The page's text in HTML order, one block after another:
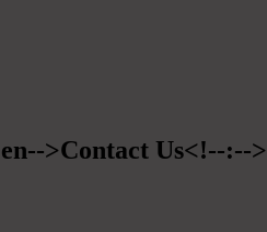
>Contact Us<!--:-->